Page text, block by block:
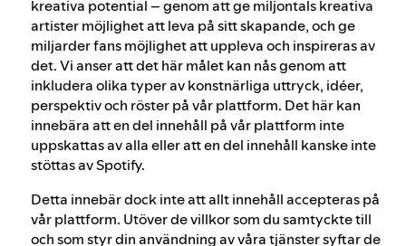
Så hanterar vi farligt och vilseledande
innehåll
Så hanterar vi våldsam extremism
Förstå rekommendationer
kreativa potential – genom att ge miljontals kreativa
artister möjlighet att leva på sitt skapande, och ge
miljarder fans möjlighet att uppleva och inspireras av
det. Vi anser att det här målet kan nås genom att
inkludera olika typer av konstnärliga uttryck, idéer,
perspektiv och röster på vår plattform. Det här kan
innebära att en del innehåll på vår plattform inte
uppskattas av alla eller att en del innehåll kanske inte
stöttas av Spotify.
Detta innebär dock inte att allt innehåll accepteras på
vår plattform. Utöver de villkor som du samtyckte till
och som styr din användning av våra tjänster syftar de